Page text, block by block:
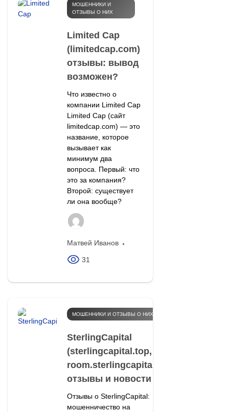
МОШЕННИКИ И
ОТЗЫВЫ О НИХ
Limited Cap
(limitedcap.com)
отзывы: вывод
возможен?
Что известно о
компании Limited Cap
Limited Cap (сайт
limitedcap.com) — это
название, которое
вызывает как
минимум два
вопроса. Первый: что
это за компания?
Второй: существует
ли она вообще?
Матвей Иванов
31
МОШЕННИКИ И ОТЗЫВЫ О НИХ
SterlingCapital
(sterlingcapital.top,
room.sterlingcapital.top):
отзывы и новости
Отзывы о SterlingCapital:
мошенничество на